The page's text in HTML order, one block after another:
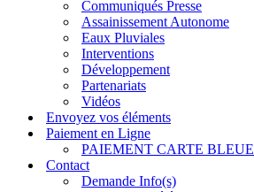
Communiqués Presse
Assainissement Autonome
Eaux Pluviales
Interventions
Développement
Partenariats
Vidéos
Envoyez vos éléments
Paiement en Ligne
PAIEMENT CARTE BLEUE
Contact
Demande Info(s)